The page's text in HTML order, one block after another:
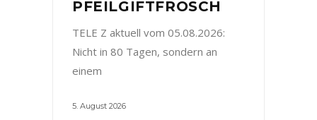
PFEILGIFTFROSCH
TELE Z aktuell vom 05.08.2026:
Nicht in 80 Tagen, sondern an
einem
5. August 2026